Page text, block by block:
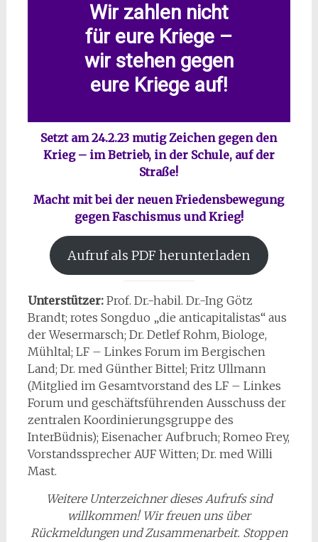
Wir zahlen nicht
für eure Kriege –
wir stehen gegen
eure Kriege auf!
Setzt am 24.2.23 mutig Zeichen gegen den
Krieg – im Betrieb, in der Schule, auf der
Straße!
Macht mit bei der neuen Friedensbewegung
gegen Faschismus und Krieg!
Aufruf als PDF herunterladen
Unterstützer:Prof. Dr.-habil. Dr.-Ing Götz
Brandt; rotes Songduo „die anticapitalistas“ aus
der Wesermarsch; Dr. Detlef Rohm, Biologe,
Mühltal; LF – Linkes Forum im Bergischen
Land; Dr. med Günther Bittel; Fritz Ullmann
(Mitglied im Gesamtvorstand des LF – Linkes
Forum und geschäftsführenden Ausschuss der
zentralen Koordinierungsgruppe des
InterBüdnis); Eisenacher Aufbruch; Romeo Frey,
Vorstandssprecher AUF Witten; Dr. med Willi
Mast.
Weitere Unterzeichner dieses Aufrufs sind
willkommen! Wir freuen uns über
Rückmeldungen und Zusammenarbeit. Stoppen